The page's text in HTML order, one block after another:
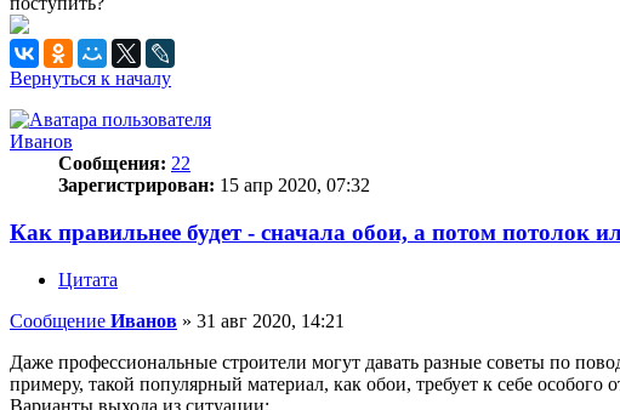
Вернуться к началу
Иванов
Сообщения: 22
Зарегистрирован: 15 апр 2020, 07:32
Как правильнее будет - сначала обои, а потом потолок
Цитата
Сообщение Иванов » 31 авг 2020, 14:21
Даже профессиональные строители могут давать разные советы по
примеру, такой популярный материал, как обои, требует к себе
Варианты выхода из ситуации: